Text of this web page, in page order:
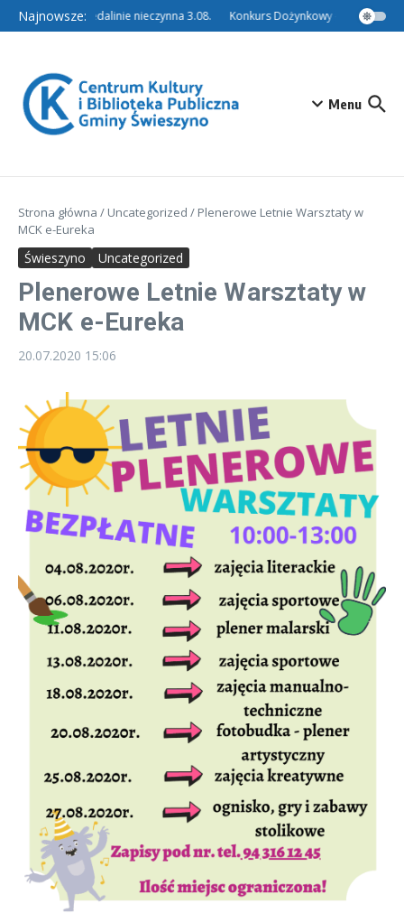
Przejdź do treści
Najnowsze:
Filia w Niedalinie nieczynna 3.08. Konkurs Dożynkowy – Tradycyjny
Menu
Strona główna / Uncategorized / Plenerowe Letnie Warsztaty w
MCK e-Eureka
Świeszyno Uncategorized
Plenerowe Letnie Warsztaty w
MCK e-Eureka
20.07.2020 15:06